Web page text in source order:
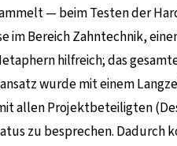
— beim Testen der
im Bereich Zahntechnik,
hilfreich; das
wurde mit einem
allen Projektbeteiligten
zu besprechen. Dadurch